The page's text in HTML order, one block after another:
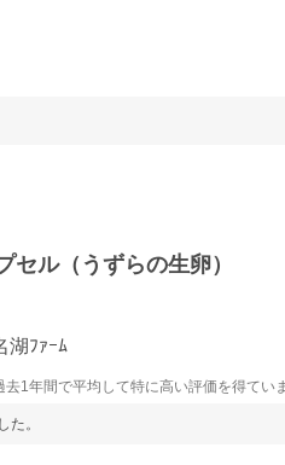
ル（うずらの生卵）
湖ﾌｧｰﾑ
1年間で平均して特に高い評価を得ていま
た。